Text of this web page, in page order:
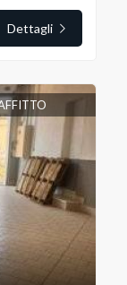
Dettagli